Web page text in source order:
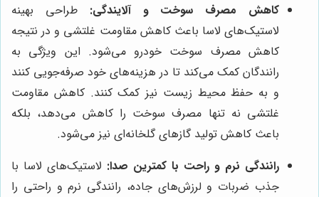
کاهش مصرف سوخت و آلایندگی: طراحی بهینه
لاستیک‌های لاسا باعث کاهش مقاومت غلتشی و در نتیجه
کاهش مصرف سوخت خودرو می‌شود. این ویژگی به
رانندگان کمک می‌کند تا در هزینه‌های خود صرفه‌جویی کنند
و به حفظ محیط زیست نیز کمک کنند. کاهش مقاومت
غلتشی نه تنها مصرف سوخت را کاهش می‌دهد، بلکه
باعث کاهش تولید گازهای گلخانه‌ای نیز می‌شود.
رانندگی نرم و راحت با کمترین صدا: لاستیک‌های لاسا با
جذب ضربات و لرزش‌های جاده، رانندگی نرم و راحتی را